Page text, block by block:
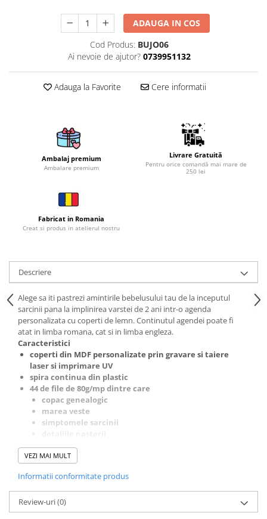
Manusi Personalizate
Ustensile de bucatarie
Accesorii pentru Bauturi
Desfacatoare si Tirbusoane
Cutii si Accesorii pentru Vin
Personalizate
Vinuri Personalizate
Accesorii de Birou
Pixuri Personalizate
Mousepad-uri
Globuri de Birou
Planner / Jurnal
Articole pentru Casa Personalizate
Ceasuri Personalizate
Calendare Personalizate
Tablouri Personalizate
Rame Foto
Pusculite Personalizate
Brichete Personalizate
Orare Personalizate
Magneti Personalizati
Produse personalizate HORECA
Karambite
Bayonete
Shadow daggers
Sabii si arme din lemn
ADAUGA IN COS
Cod Produs: BUJO06
Ai nevoie de ajutor? 0739951132
Adauga la Favorite Cere informatii
Ambalaj premium
Ambalare premium
Livrare Gratuită
Pentru orice comandă mai mare de
250 lei
Fabricat in Romania
Creat si produs in atelierul nostru
Descriere
Alege sa iti pastrezi amintirile bebelusului tau de la inceputul
sarcinii pana la implinirea varstei de 2 ani intr-o agenda
personalizata cu coperti de lemn. Continutul agendei poate fi
atat in limba romana, cat si in limba engleza.
Caracteristici
coperti din MDF personalizate prin gravare si taiere
laser si imprimare UV
spira continua din plastic
44 de file de 80g/mp dintre care
copac genealogic
marea veste
simptomele sarcinii
o pagina pentru fiecare luna din viata copilului cu
detalii despre acesta si pagina pentru atasarea de
"O scrisoare pentru tine"
o foaie de stickere cadou
Dupa plasarea comenzii veti fi contactat pentru a stabili
detaliile personalizarii.
VEZI MAI MULT
Informatii conformitate produs
Review-uri(0)